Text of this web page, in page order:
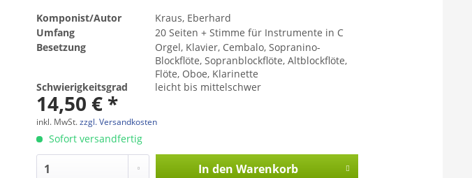
Komponist/Autor
Kraus, Eberhard
Umfang
20 Seiten + Stimme für Instrumente in C
Besetzung
Orgel, Klavier, Cembalo, Sopranino-
Blockflöte, Sopranblockflöte, Altblockflöte,
Flöte, Oboe, Klarinette
Schwierigkeitsgrad
leicht bis mittelschwer
14,50 € *
inkl. MwSt.zzgl. Versandkosten
Sofort versandfertig
In den Warenkorb